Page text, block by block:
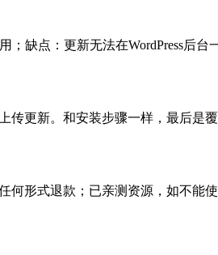
缺点：更新无法在WordPress后台
更新。和安装步骤一样，最后是覆
形式退款；已亲测资源，如不能